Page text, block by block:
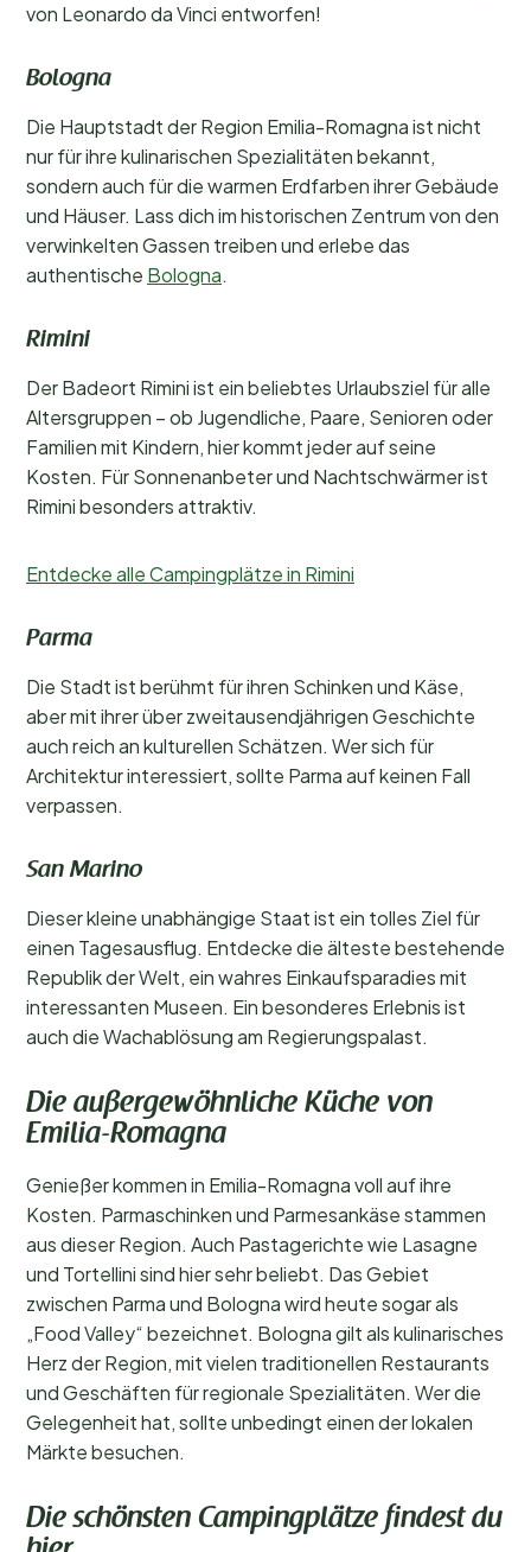
von Leonardo da Vinci entworfen!
Bologna
Die Hauptstadt der Region Emilia-Romagna ist nicht
nur für ihre kulinarischen Spezialitäten bekannt,
sondern auch für die warmen Erdfarben ihrer Gebäude
und Häuser. Lass dich im historischen Zentrum von den
verwinkelten Gassen treiben und erlebe das
authentische Bologna.
Rimini
Der Badeort Rimini ist ein beliebtes Urlaubsziel für alle
Altersgruppen – ob Jugendliche, Paare, Senioren oder
Familien mit Kindern, hier kommt jeder auf seine
Kosten. Für Sonnenanbeter und Nachtschwärmer ist
Rimini besonders attraktiv.
Entdecke alle Campingplätze in Rimini
Parma
Die Stadt ist berühmt für ihren Schinken und Käse,
aber mit ihrer über zweitausendjährigen Geschichte
auch reich an kulturellen Schätzen. Wer sich für
Architektur interessiert, sollte Parma auf keinen Fall
verpassen.
San Marino
Dieser kleine unabhängige Staat ist ein tolles Ziel für
einen Tagesausflug. Entdecke die älteste bestehende
Republik der Welt, ein wahres Einkaufsparadies mit
interessanten Museen. Ein besonderes Erlebnis ist
auch die Wachablösung am Regierungspalast.
Die außergewöhnliche Küche von
Emilia-Romagna
Genießer kommen in Emilia-Romagna voll auf ihre
Kosten. Parmaschinken und Parmesankäse stammen
aus dieser Region. Auch Pastagerichte wie Lasagne
und Tortellini sind hier sehr beliebt. Das Gebiet
zwischen Parma und Bologna wird heute sogar als
„Food Valley“ bezeichnet. Bologna gilt als kulinarisches
Herz der Region, mit vielen traditionellen Restaurants
und Geschäften für regionale Spezialitäten. Wer die
Gelegenheit hat, sollte unbedingt einen der lokalen
Märkte besuchen.
Die schönsten Campingplätze findest du